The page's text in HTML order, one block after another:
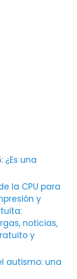
¿Es una
la CPU para
y
noticias,
y
autismo: una